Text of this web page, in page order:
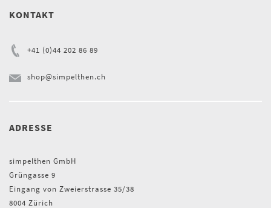
KONTAKT
+41 (0)44 202 86 89
shop@simpelthen.ch
ADRESSE
simpelthen GmbH
Grüngasse 9
Eingang von Zweierstrasse 35/38
8004 Zürich